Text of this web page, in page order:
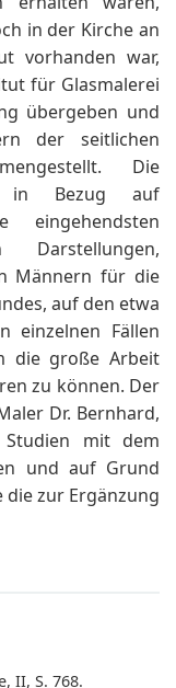
in der Kirche an
vorhanden war,
für Glasmalerei
übergeben und
der seitlichen
Die
in Bezug auf
eingehendsten
Männern für die
auf den etwa
einzelnen Fällen
die große Arbeit
zu können. Der
Dr. Bernhard,
mit dem
und auf Grund
zur Ergänzung
II, S. 768.